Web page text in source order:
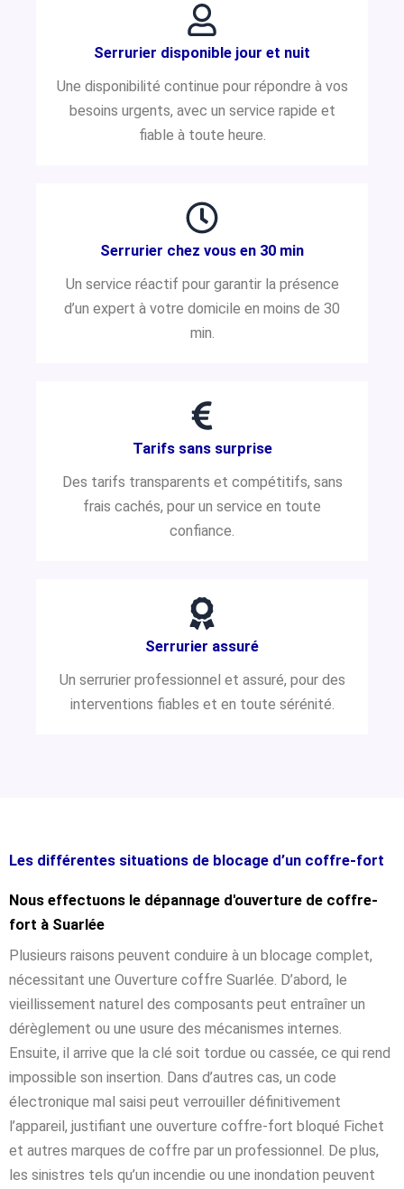
Serrurier disponible jour et nuit
Une disponibilité continue pour répondre à vos
besoins urgents, avec un service rapide et
fiable à toute heure.
Serrurier chez vous en 30 min
Un service réactif pour garantir la présence
d’un expert à votre domicile en moins de 30
min.
Tarifs sans surprise
Des tarifs transparents et compétitifs, sans
frais cachés, pour un service en toute
confiance.
Serrurier assuré
Un serrurier professionnel et assuré, pour des
interventions fiables et en toute sérénité.
Les différentes situations de blocage d’un coffre-fort
Nous effectuons le dépannage d'ouverture de coffre-
fort à Suarlée
Plusieurs raisons peuvent conduire à un blocage complet,
nécessitant une Ouverture coffre Suarlée. D’abord, le
vieillissement naturel des composants peut entraîner un
dérèglement ou une usure des mécanismes internes.
Ensuite, il arrive que la clé soit tordue ou cassée, ce qui rend
impossible son insertion. Dans d’autres cas, un code
électronique mal saisi peut verrouiller définitivement
l’appareil, justifiant une ouverture coffre-fort bloqué Fichet
et autres marques de coffre par un professionnel. De plus,
les sinistres tels qu’un incendie ou une inondation peuvent